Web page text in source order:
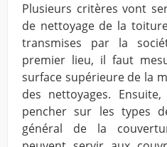
Plusieurs critères vont
de nettoyage de la
transmises par la
premier lieu, il faut
surface supérieure de la
des nettoyages.
pencher sur les types
général de la